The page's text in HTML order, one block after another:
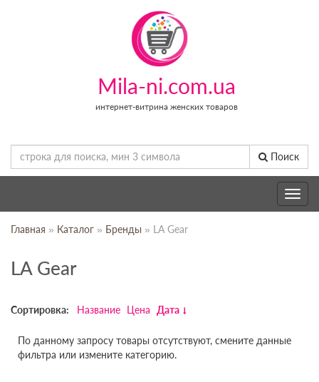
Mila-ni.com.ua
интернет-витрина женских товаров
Поиск
Toggle
Главная » Каталог » Бренды » LA Gear
LA Gear
Сортировка: Название Цена Дата
По данному запросу товары отсутствуют, смените данные
фильтра или измените категорию.